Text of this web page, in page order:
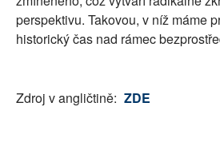
perspektivu. Takovou, v níž máme
historický čas nad rámec
Zdroj v angličtině: ZDE